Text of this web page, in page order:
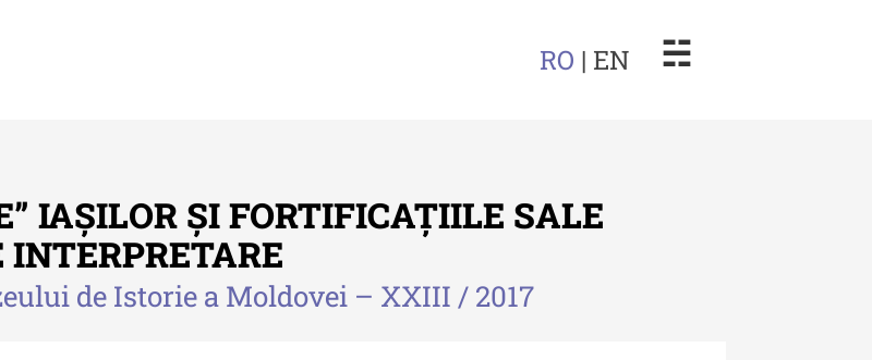
RO | EN ☵
”Ioan Neculce” al Muzeului
Anuarul Muzeului Etnografic al
IAȘILOR ȘI FORTIFICAȚIILE SALE
de Istorie a Moldovei – XXIII / 2017